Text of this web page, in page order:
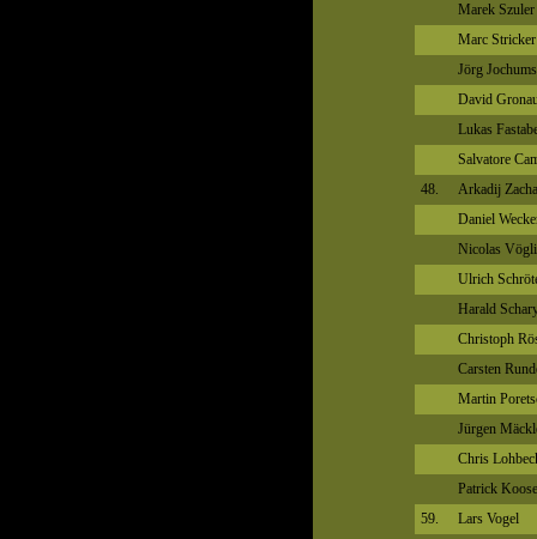
Marek Szuler
Marc Stricker
Jörg Jochums
David
Lukas
Salvatore
48.
Arkadij
Daniel
Nicolas
Ulrich
Harald
Christoph
Carsten
Martin
Jürgen
Chris
Patrick Koose
59.
Lars Vogel